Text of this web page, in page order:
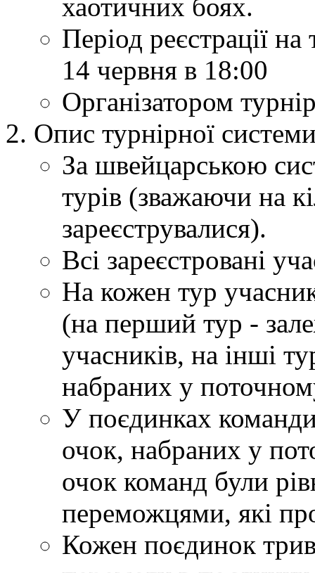
хаотичних боях.
Період реєстрації
14 червня в 18:00
Організатором
Опис турнірної
За швейцарською
турів (зважаючи на
зареєструвалися).
Всі зареєстровані
На кожен тур
(на перший тур -
учасників, на інші
набраних у
У поєдинках
очок, набраних у
очок команд були
переможцями, які
Кожен поєдинок